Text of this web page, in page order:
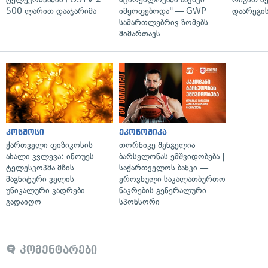
500 ლარით დააჯარიმა
იმყოფებოდა" — GWP
სამართლებრივ ზომებს
მიმართავს
კოსმოსი
ქართველი ფიზიკოსის
ახალი კვლევა: ინოუეს
ტელესკოპმა მზის
მაგნიტური ველის
უნიკალური კადრები
გადაიღო
ეკონომიკა
თორნიკე შენგელია
ბარსელონას ემშვიდობება |
საქართველოს ბანკი —
ეროვნული საკალათბურთო
ნაკრების გენერალური
სპონსორი
კომენტარები